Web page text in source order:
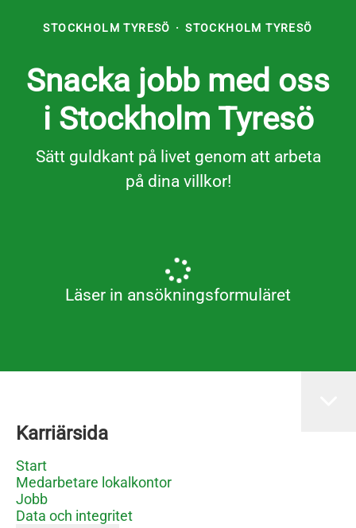
STOCKHOLM TYRESÖ · STOCKHOLM TYRESÖ
Snacka jobb med oss
i Stockholm Tyresö
Sätt guldkant på livet genom att arbeta
på dina villkor!
Läser in ansökningsformuläret
Karriärsida
Start
Medarbetare lokalkontor
Jobb
Data och integritet